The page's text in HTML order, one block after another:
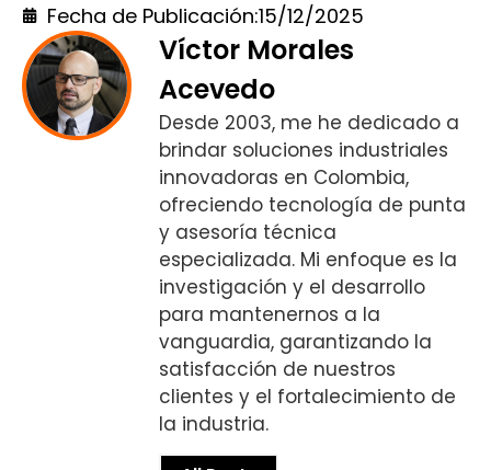
Fecha de Publicación:15/12/2025
Víctor Morales
Acevedo
Desde 2003, me he dedicado a
brindar soluciones industriales
innovadoras en Colombia,
ofreciendo tecnología de punta
y asesoría técnica
especializada. Mi enfoque es la
investigación y el desarrollo
para mantenernos a la
vanguardia, garantizando la
satisfacción de nuestros
clientes y el fortalecimiento de
la industria.